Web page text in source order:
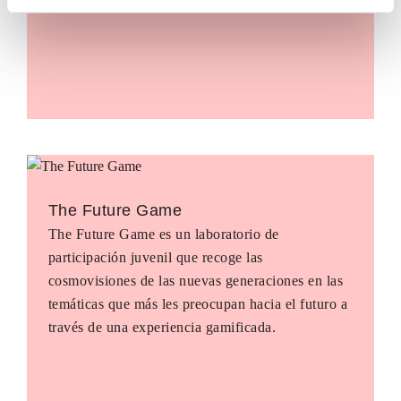
The Future Game
The Future Game es un laboratorio de
participación juvenil que recoge las
cosmovisiones de las nuevas generaciones en las
temáticas que más les preocupan hacia el futuro a
través de una experiencia gamificada.